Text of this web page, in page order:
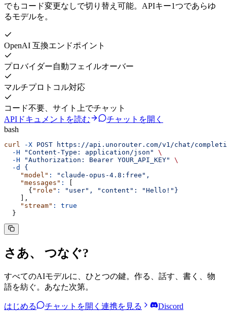
でもコード変更なしで切り替え可能。APIキー1つであらゆ
るモデルを。
OpenAI 互換エンドポイント
プロバイダー自動フェイルオーバー
マルチプロトコル対応
コード不要、サイト上でチャット
APIドキュメントを読む
チャットを開く
bash
curl -X POST https://api.unorouter.com/v1/chat/
  -H
"Content-Type: application/json "
\
  -H
"Authorization: Bearer YOUR_API_KEY"
\
  -d
{
    "model"
: " claude-opus-4.8:free " ,
    "messages"
:
[
      {
"role" : " user" , " content " : "Hello! " }
    ],
    "stream"
:
true
  }
さあ、 つなぐ?
すべてのAIモデルに、ひとつの鍵。作る、話す、書く、物
語を紡ぐ。あなた次第。
はじめる チャットを開く 連携を見る Discord